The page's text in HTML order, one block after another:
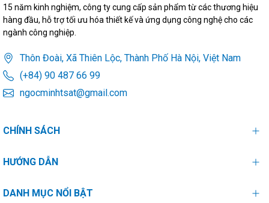
15 năm kinh nghiệm, công ty cung cấp sản phẩm từ các thương hiệu
hàng đầu, hỗ trợ tối ưu hóa thiết kế và ứng dụng công nghệ cho các
ngành công nghiệp.
Thôn Đoài, Xã Thiên Lộc, Thành Phố Hà Nội, Việt Nam
(+84) 90 487 66 99
ngocminhtsat@gmail.com
CHÍNH SÁCH
HƯỚNG DẪN
DANH MỤC NỔI BẬT